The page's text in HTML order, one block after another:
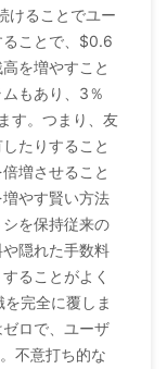
けることでユー
ることで、$0.6
を増やすこと
もあり、3％
す。つまり、友
たりすること
増させること
やす賢い方法
を保持従来の
隠れた手数料
ることがよく
完全に覆しま
ロで、ユーザ
不意打ち的な